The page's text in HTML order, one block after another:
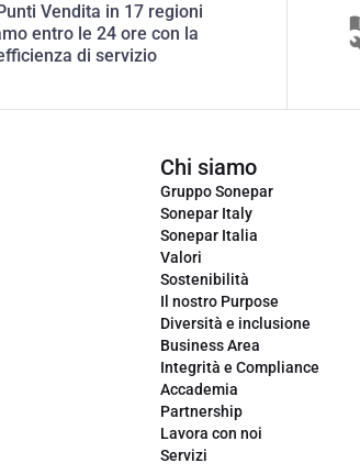
Vendita in 17 regioni
entro le 24 ore con la
di servizio
Chi siamo
Gruppo Sonepar
Sonepar Italy
Sonepar Italia
Valori
Sostenibilità
Il nostro Purpose
Diversità e inclusione
Business Area
Integrità e Compliance
Accademia
Partnership
Lavora con noi
Servizi